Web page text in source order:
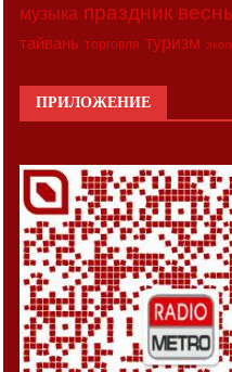
музыка праздник
тайвань торговля туризм
ПРИЛОЖЕНИЕ